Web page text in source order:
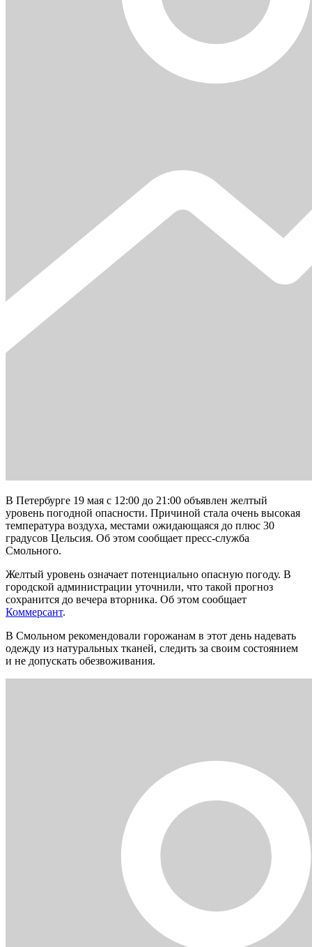
В Петербурге 19 мая с 12:00 до 21:00 объявлен желтый
уровень погодной опасности. Причиной стала очень высокая
температура воздуха, местами ожидающаяся до плюс 30
градусов Цельсия. Об этом сообщает пресс-служба
Смольного.
Желтый уровень означает потенциально опасную погоду. В
городской администрации уточнили, что такой прогноз
сохранится до вечера вторника. Об этом сообщает
Коммерсант.
В Смольном рекомендовали горожанам в этот день надевать
одежду из натуральных тканей, следить за своим состоянием
и не допускать обезвоживания.